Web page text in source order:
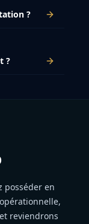
?
?
posséder en
reviendrons